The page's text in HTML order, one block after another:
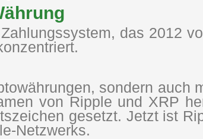
das 2012
sondern auch
von Ripple und XRP
gesetzt. Jetzt ist
Netzwerks.